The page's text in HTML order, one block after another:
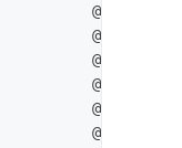
@remi-php71
@remi-php71
@remi-php71
@remi-php71
@remi-php71
@remi-php71